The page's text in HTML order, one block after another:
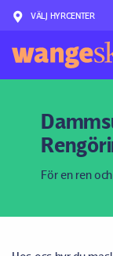
VÄLJ HYRCENTER
För en ren